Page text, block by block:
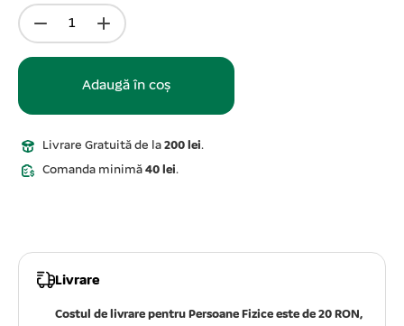
Adaugă în coș
Livrare Gratuită de la 200 lei.
Comanda minimă 40 lei.
Livrare
Costul de livrare pentru Persoane Fizice este de 20 RON,